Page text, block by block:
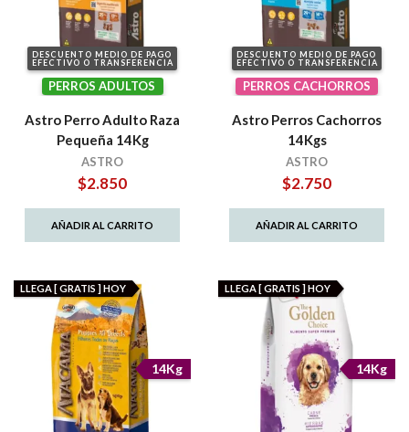
DESCUENTO MEDIO DE PAGO
EFECTIVO O TRANSFERENCIA
PERROS ADULTOS
Astro Perro Adulto Raza
Pequeña 14Kg
ASTRO
$2.850
AÑADIR AL CARRITO
DESCUENTO MEDIO DE PAGO
EFECTIVO O TRANSFERENCIA
PERROS CACHORROS
Astro Perros Cachorros
14Kgs
ASTRO
$2.750
AÑADIR AL CARRITO
14Kg
LLEGA [ GRATIS ] HOY
14Kg
LLEGA [ GRATIS ] HOY